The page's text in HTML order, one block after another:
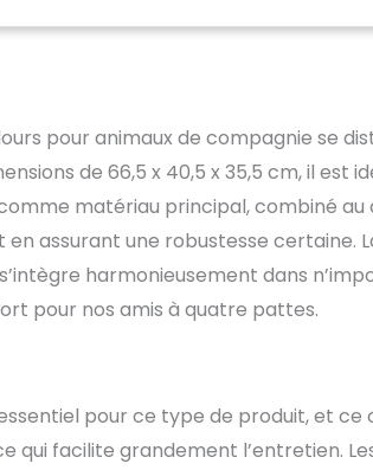
convient à vos chats ou petits
avoir un endroit chaud et
magasin pour animaux de
de beauté pour animaux de
etc. Chaque animal de
canapé amovible : le coussin
animaux peuvent également
coussins peuvent être épais en
vous pouvez gifler le coussin
pour animaux de compagnie se
de 66,5 x 40,5 x 35,5 cm, il est
matériau principal, combiné
assurant une robustesse certaine.
harmonieusement dans
pour nos amis à quatre pattes.
pour ce type de produit, et ce
qui facilite grandement l’entretien.